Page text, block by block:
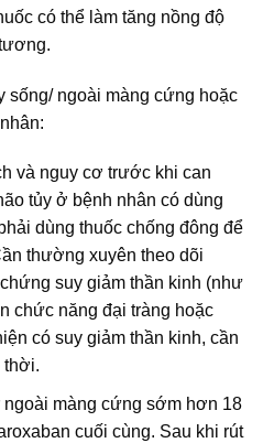
có thể làm tăng nồng độ
sống/ ngoài màng cứng hoặc
và nguy cơ trước khi can
tủy ở bệnh nhân có dùng
dùng thuốc chống đông để
thường xuyên theo dõi
suy giảm thần kinh (như
chức năng đại tràng hoặc
có suy giảm thần kinh, cần
thời.
màng cứng sớm hơn 18
cuối cùng. Sau khi rút